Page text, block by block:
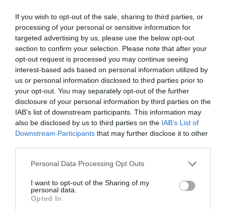
If you wish to opt-out of the sale, sharing to third parties, or
processing of your personal or sensitive information for
targeted advertising by us, please use the below opt-out
section to confirm your selection. Please note that after your
opt-out request is processed you may continue seeing
interest-based ads based on personal information utilized by
us or personal information disclosed to third parties prior to
your opt-out. You may separately opt-out of the further
disclosure of your personal information by third parties on the
IAB’s list of downstream participants. This information may
also be disclosed by us to third parties on the IAB’s List of
Downstream Participants that may further disclose it to other
Personal Data Processing Opt Outs
I want to opt-out of the Sharing of my
personal data.
Opted In
RELACIONADES
L'ICF signa un